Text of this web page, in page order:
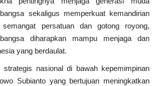
Presiden RI
sekaligus memperkuat kemandirian
semangat persatuan dan gotong royong,
diharapkan mampu menjaga dan
yang berdaulat.
strategis nasional di bawah kepemimpinan
Subianto yang bertujuan meningkatkan